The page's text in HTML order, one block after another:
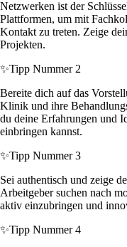
Netzwerken ist der
Plattformen, um mit
Kontakt zu treten. Zeige
Projekten.
✨Tipp Nummer 2
Bereite dich auf das
Klinik und ihre
du deine Erfahrungen und
einbringen kannst.
✨Tipp Nummer 3
Sei authentisch und zeige
Arbeitgeber suchen nach
aktiv einzubringen und
✨Tipp Nummer 4